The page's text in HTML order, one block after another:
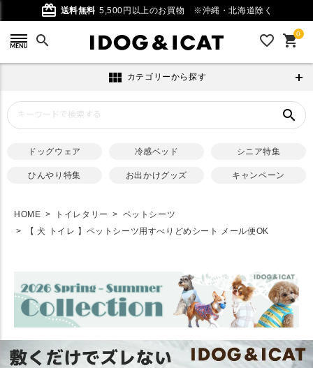
card_giftcard 送料無料 5,500円以上のお買物 ※沖縄・北海道除く
search favorite_outline 0
shopping_cart
view_module カテゴリーから探す
search
ドッグウェア 冷感ベッド シニア特集
ひんやり特集 お出かけグッズ キャンペーン
HOME トイレタリー
ペットシーツ
【 犬 トイレ 】ペットシーツ用すべりどめシート メール便OK